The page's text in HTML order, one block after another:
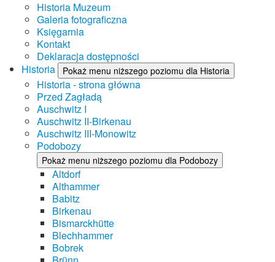
Historia Muzeum
Galeria fotograficzna
Księgarnia
Kontakt
Deklaracja dostępności
Historia
Pokaż menu niższego poziomu dla Historia
Historia - strona główna
Przed Zagładą
Auschwitz I
Auschwitz II-Birkenau
Auschwitz III-Monowitz
Podobozy
Pokaż menu niższego poziomu dla Podobozy
Altdorf
Althammer
Babitz
Birkenau
Bismarckhütte
Blechhammer
Bobrek